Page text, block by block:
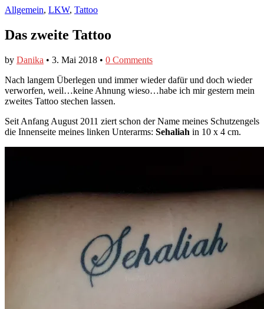
Allgemein, LKW, Tattoo
Das zweite Tattoo
by Danika • 3. Mai 2018 • 0 Comments
Nach langem Überlegen und immer wieder dafür und doch wieder
verworfen, weil…keine Ahnung wieso…habe ich mir gestern mein
zweites Tattoo stechen lassen.
Seit Anfang August 2011 ziert schon der Name meines Schutzengels
die Innenseite meines linken Unterarms: Sehaliah in 10 x 4 cm.